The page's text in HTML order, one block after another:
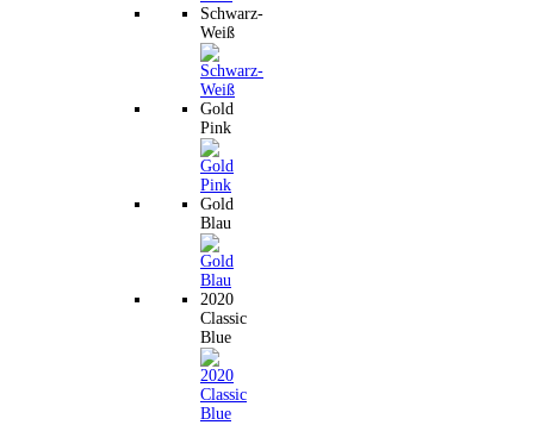
Schwarz-
Weiß
Gold
Pink
Gold
Blau
2020
Classic
Blue